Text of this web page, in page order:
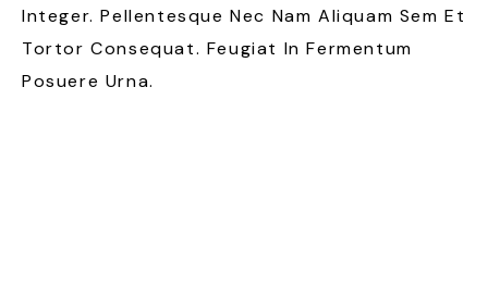
Integer. Pellentesque Nec Nam Aliquam Sem Et
Tortor Consequat. Feugiat In Fermentum
Posuere Urna.